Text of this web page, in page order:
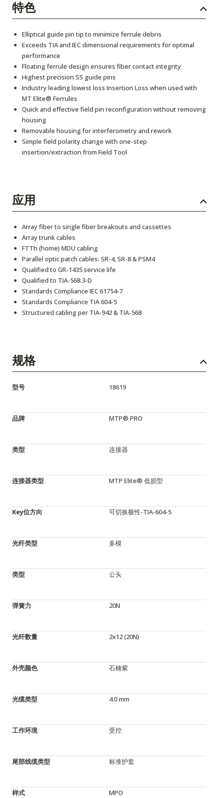
特色
Elliptical guide pin tip to minimize ferrule debris
Exceeds TIA and IEC dimensional requirements for optimal
performance
Floating ferrule design ensures fiber contact integrity
Highest precision SS guide pins
Industry leading lowest loss Insertion Loss when used with
MT Elite® Ferrules
Quick and effective field pin reconfiguration without removing
housing
Removable housing for interferometry and rework
Simple field polarity change with one-step
insertion/extraction from Field Tool
应用
Array fiber to single fiber breakouts and cassettes
Array trunk cables
FTTh (home) MDU cabling
Parallel optic patch cables: SR-4, SR-8 & PSM4
Qualified to GR-1435 service life
Qualified to TIA-568.3-D
Standards Compliance IEC 61754-7
Standards Compliance TIA 604-5
Structured cabling per TIA-942 & TIA-568
规格
型号 18619
品牌 MTP® PRO
类型 连接器
连接器类型 MTP Elite® 低损型
Key位方向 可切换极性-TIA-604-5
光纤类型 多模
类型 公头
弹簧力 20N
光纤数量 2x12 (20N)
外壳颜色 石楠紫
光缆类型 4.0 mm
工作环境 受控
尾部线缆类型 标准护套
样式 MPO